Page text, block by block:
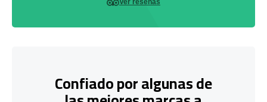
Confiado por algunas de